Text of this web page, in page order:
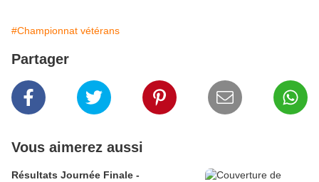
#Championnat vétérans
Partager
Vous aimerez aussi
Résultats Journée Finale -